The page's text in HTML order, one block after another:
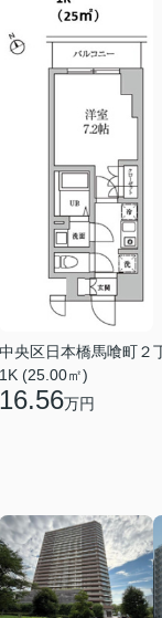
中央区日本橋馬喰町２
1K (25.00㎡)
16.56万円